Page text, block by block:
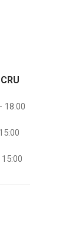
18:00